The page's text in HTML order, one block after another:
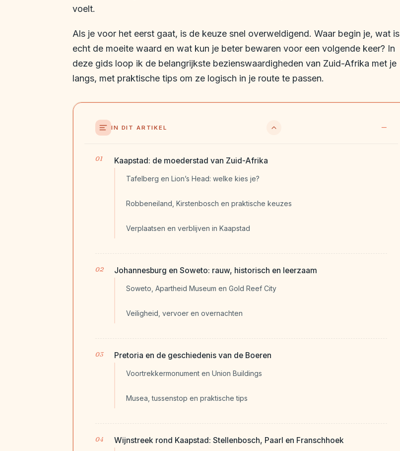
voelt.
Als je voor het eerst gaat, is de keuze snel overweldigend. Waar begin je, wat is
echt de moeite waard en wat kun je beter bewaren voor een volgende keer? In
deze gids loop ik de belangrijkste bezienswaardigheden van Zuid-Afrika met je
langs, met praktische tips om ze logisch in je route te passen.
IN DIT ARTIKEL
Kaapstad: de moederstad van Zuid-Afrika
Tafelberg en Lion’s Head: welke kies je?
Robbeneiland, Kirstenbosch en praktische keuzes
Verplaatsen en verblijven in Kaapstad
Johannesburg en Soweto: rauw, historisch en leerzaam
Soweto, Apartheid Museum en Gold Reef City
Veiligheid, vervoer en overnachten
Pretoria en de geschiedenis van de Boeren
Voortrekkermonument en Union Buildings
Musea, tussenstop en praktische tips
Wijnstreek rond Kaapstad: Stellenbosch, Paarl en Franschhoek